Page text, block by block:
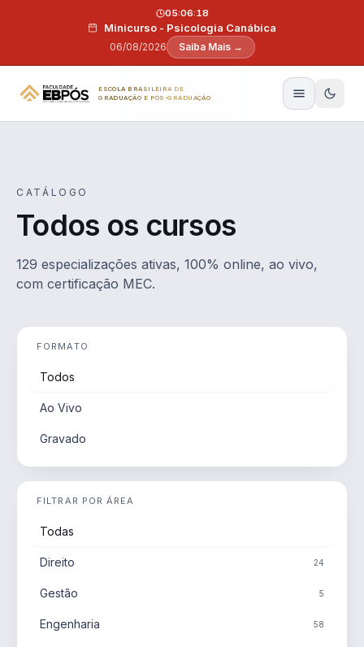
Minicurso - Psicologia Canábica
06/08/2026
05:06:17
Saiba Mais →
ESCOLA BRASILEIRA DE
GRADUAÇÃO E PÓS-GRADUAÇÃO
CATÁLOGO
Todos os cursos
129 especializações ativas, 100% online, ao vivo,
com certificação MEC.
FORMATO
Todos
Ao Vivo
Gravado
FILTRAR POR ÁREA
Todas
Direito 24
Gestão 5
Engenharia 58